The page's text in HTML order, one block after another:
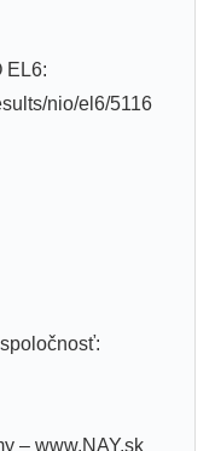
EL6:
nio/el6/5116
– www.NAY.sk